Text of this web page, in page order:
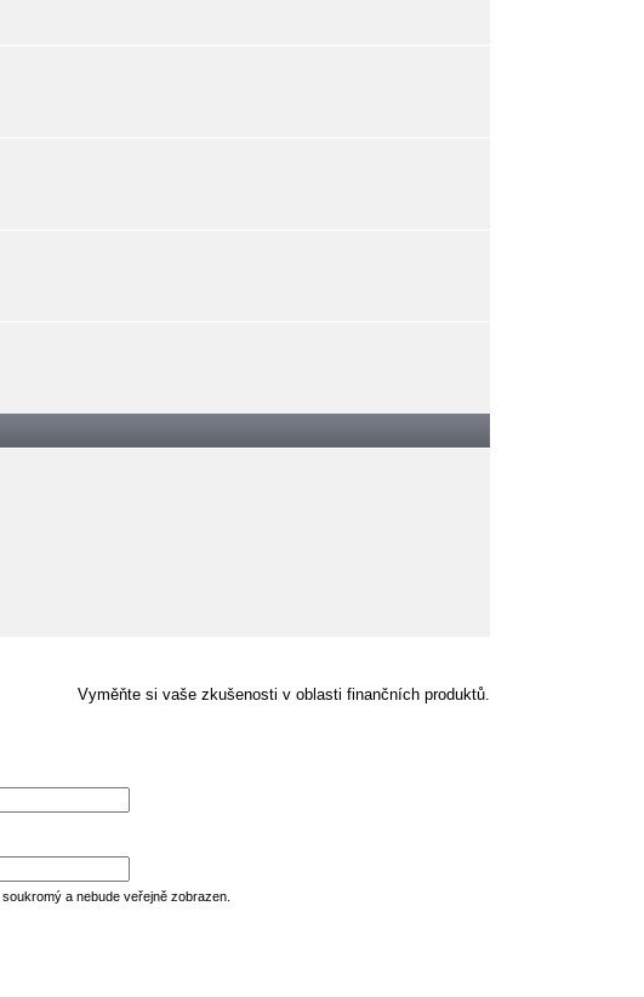
Vyměňte si vaše zkušenosti v oblasti finančních produktů.
a nebude veřejně zobrazen.